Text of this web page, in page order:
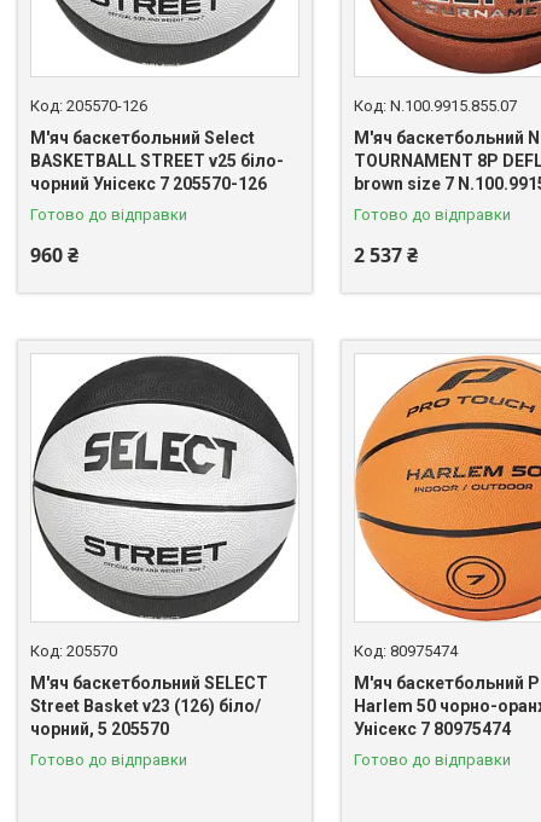
205570-126
М'яч баскетбольний Select
BASKETBALL STREET v25 біло-
чорний Унісекс 7 205570-126
Готово до відправки
960 ₴
N.100.9915.855.07
М'яч баскетбольний
TOURNAMENT 8P
brown size 7
Готово до відправки
2 537 ₴
205570
М'яч баскетбольний SELECT
Street Basket v23 (126) біло/
чорний, 5 205570
Готово до відправки
80975474
М'яч баскетбольний
Harlem 50 чорно-
Унісекс 7 80975474
Готово до відправки